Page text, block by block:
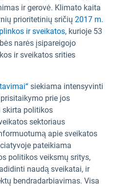
ir gerovė. Klimato kaita
prioritetinių sričių 2017 m.
ir sveikatos, kurioje 53
narės įsipareigojo
ir sveikatos srities
siekiama intensyvinti
prie jos
skirta politikos
sektoriaus
apie sveikatos
pateikiama
politikos veiksmų sritys,
naudą sveikatai, ir
bendradarbiavimas. Visa